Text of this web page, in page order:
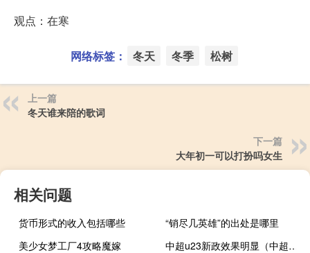
观点：在寒
网络标签： 冬天 冬季 松树
上一篇
冬天谁来陪的歌词
下一篇
大年初一可以打扮吗女生
相关问题
货币形式的收入包括哪些
“销尽几英雄”的出处是哪里
美少女梦工厂4攻略魔嫁
中超u23新政效果明显（中超u23新政是什么）